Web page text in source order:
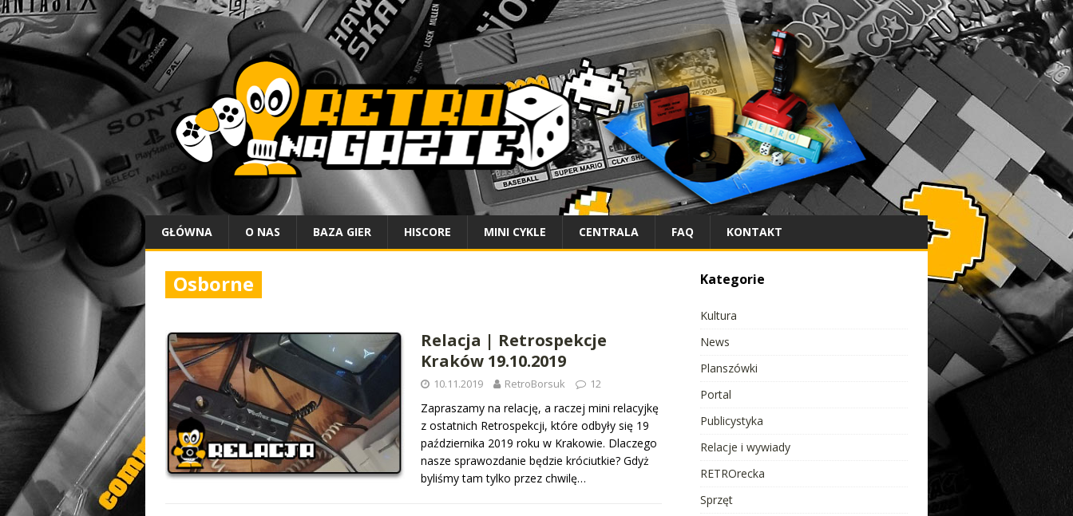
GŁÓWNA O NAS BAZA GIER HISCORE MINI CYKLE CENTRALA FAQ KONTAKT
Osborne
Relacja | Retrospekcje
Kraków 19.10.2019
10.11.2019 RetroBorsuk 12
Zapraszamy na relację, a raczej mini relacyjkę
z ostatnich Retrospekcji, które odbyły się 19
października 2019 roku w Krakowie. Dlaczego
nasze sprawozdanie będzie króciutkie? Gdyż
byliśmy tam tylko przez chwilę…
Kategorie
Kultura
News
Planszówki
Portal
Publicystyka
Relacje i wywiady
RETROrecka
Sprzęt